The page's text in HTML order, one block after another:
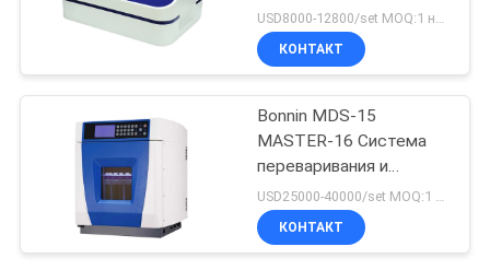
фильтров капсулы и
мембраны
ультрафильтрования
USD8000-12800/set MOQ:1 набор
КОНТАКТ
Bonnin MDS-15
MASTER-16 Система
переваривания и
экстракции микроволн USD25000-40000/set MOQ:1 набор
КОНТАКТ